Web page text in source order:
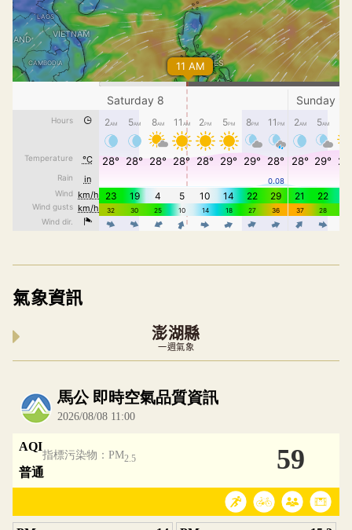
氣象資訊
澎湖縣
一週氣象
內嵌空氣品質小工具為視覺預覽，完整即時空